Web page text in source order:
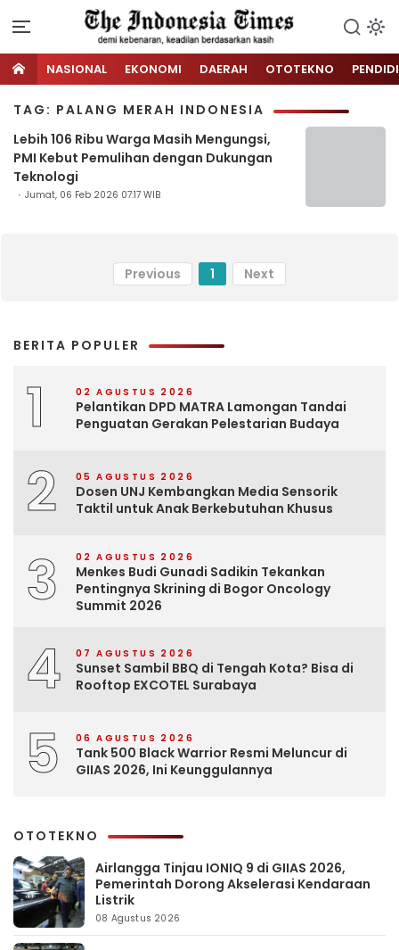
NASIONAL EKONOMI DAERAH OTOTEKNO
TAG: PALANG MERAH INDONESIA
Lebih 106 Ribu Warga Masih Mengungsi,
PMI Kebut Pemulihan dengan Dukungan
Teknologi
Jumat, 06 Feb 2026 07:17 WIB
Previous 1 Next
BERITA POPULER
1 02 AGUSTUS 2026
Pelantikan DPD MATRA Lamongan Tandai
Penguatan Gerakan Pelestarian Budaya
2 05 AGUSTUS 2026
Dosen UNJ Kembangkan Media Sensorik
Taktil untuk Anak Berkebutuhan Khusus
3 02 AGUSTUS 2026
Menkes Budi Gunadi Sadikin Tekankan
Pentingnya Skrining di Bogor Oncology
Summit 2026
4 07 AGUSTUS 2026
Sunset Sambil BBQ di Tengah Kota? Bisa di
Rooftop EXCOTEL Surabaya
5 06 AGUSTUS 2026
Tank 500 Black Warrior Resmi Meluncur di
GIIAS 2026, Ini Keunggulannya
OTOTEKNO
Airlangga Tinjau IONIQ 9 di GIIAS 2026,
Pemerintah Dorong Akselerasi Kendaraan
Listrik
08 Agustus 2026